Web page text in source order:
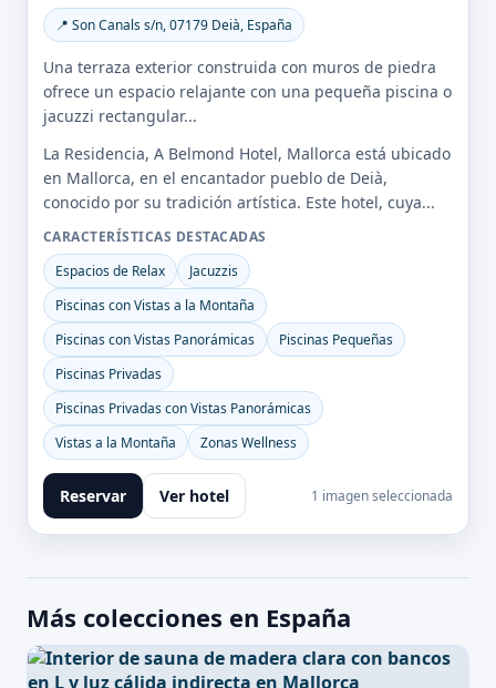
📍 Son Canals s/n, 07179 Deià, España
Una terraza exterior construida con muros de piedra
ofrece un espacio relajante con una pequeña piscina o
jacuzzi rectangular...
La Residencia, A Belmond Hotel, Mallorca está ubicado
en Mallorca, en el encantador pueblo de Deià,
conocido por su tradición artística. Este hotel, cuya...
CARACTERÍSTICAS DESTACADAS
Espacios de Relax
Jacuzzis
Piscinas con Vistas a la Montaña
Piscinas con Vistas Panorámicas
Piscinas Pequeñas
Piscinas Privadas
Piscinas Privadas con Vistas Panorámicas
Vistas a la Montaña
Zonas Wellness
Reservar Ver hotel 1 imagen seleccionada
Más colecciones en España